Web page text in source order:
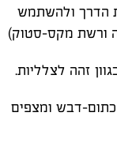
הדרך ולהשתמש
ורשת מקס-סטוק)
זהה לצלליות.
דבש ומצפים